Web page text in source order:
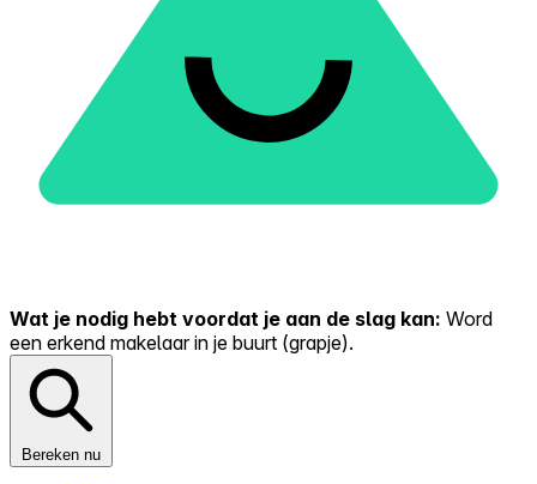
Wat je nodig hebt voordat je aan de slag kan: Word
een erkend makelaar in je buurt (grapje).
Bereken nu